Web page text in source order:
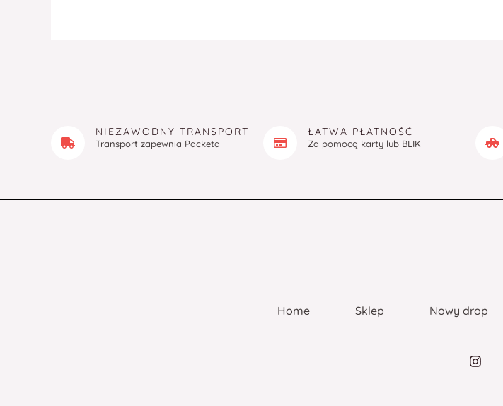
NIEZAWODNY TRANSPORT
Transport zapewnia Packeta
ŁATWA PŁATNOŚĆ
Za pomocą karty lub BLIK
Home Sklep Nowy drop